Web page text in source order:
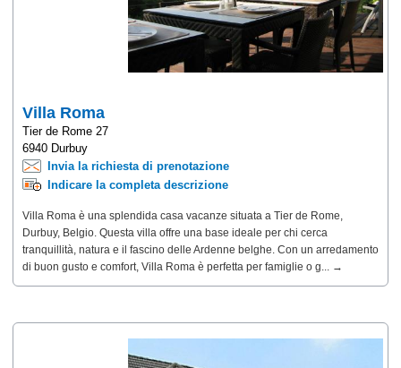
Villa Roma
Tier de Rome 27
6940 Durbuy
Invia la richiesta di prenotazione
Indicare la completa descrizione
Villa Roma è una splendida casa vacanze situata a Tier de Rome,
Durbuy, Belgio. Questa villa offre una base ideale per chi cerca
tranquillità, natura e il fascino delle Ardenne belghe. Con un arredamento
di buon gusto e comfort, Villa Roma è perfetta per famiglie o g... →